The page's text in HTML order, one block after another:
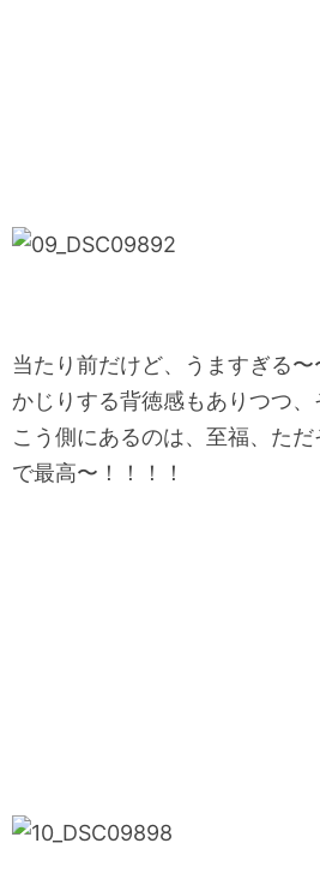
当たり前だけど、うますぎる
かじりする背徳感もありつつ
こう側にあるのは、至福、た
で最高〜！！！！